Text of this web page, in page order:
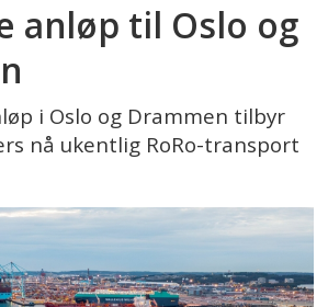
anløp til Oslo og
i Oslo og Drammen tilbyr
nå ukentlig RoRo-transport